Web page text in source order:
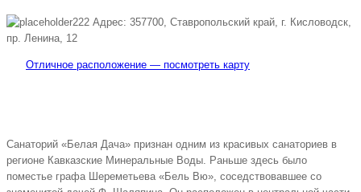
Адрес: 357700, Ставропольский край, г. Кисловодск,
пр. Ленина, 12
Отличное расположение — посмотреть карту
Санаторий «Белая Дача» признан одним из красивых санаториев в
регионе Кавказские Минеральные Воды. Раньше здесь было
поместье графа Шереметьева «Бель Вю», соседствовавшее со